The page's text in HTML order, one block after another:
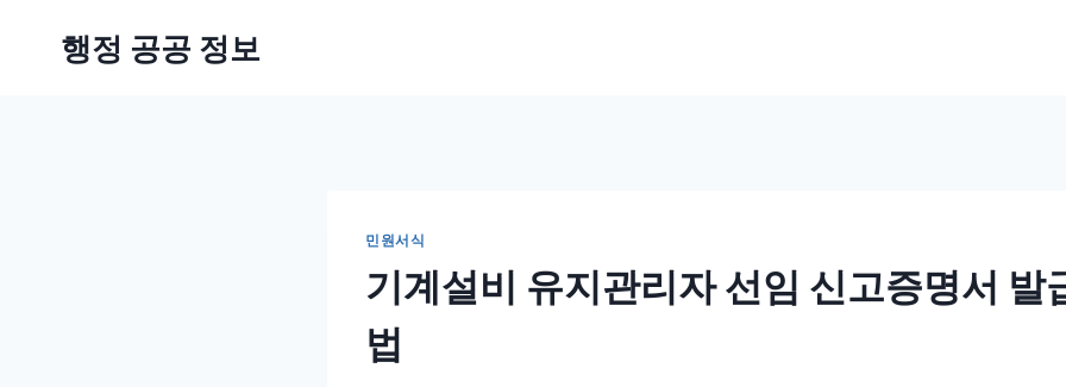
행정 공공 정보
민원서식
기계설비 유지관리자 선임 신고증명서 발
법